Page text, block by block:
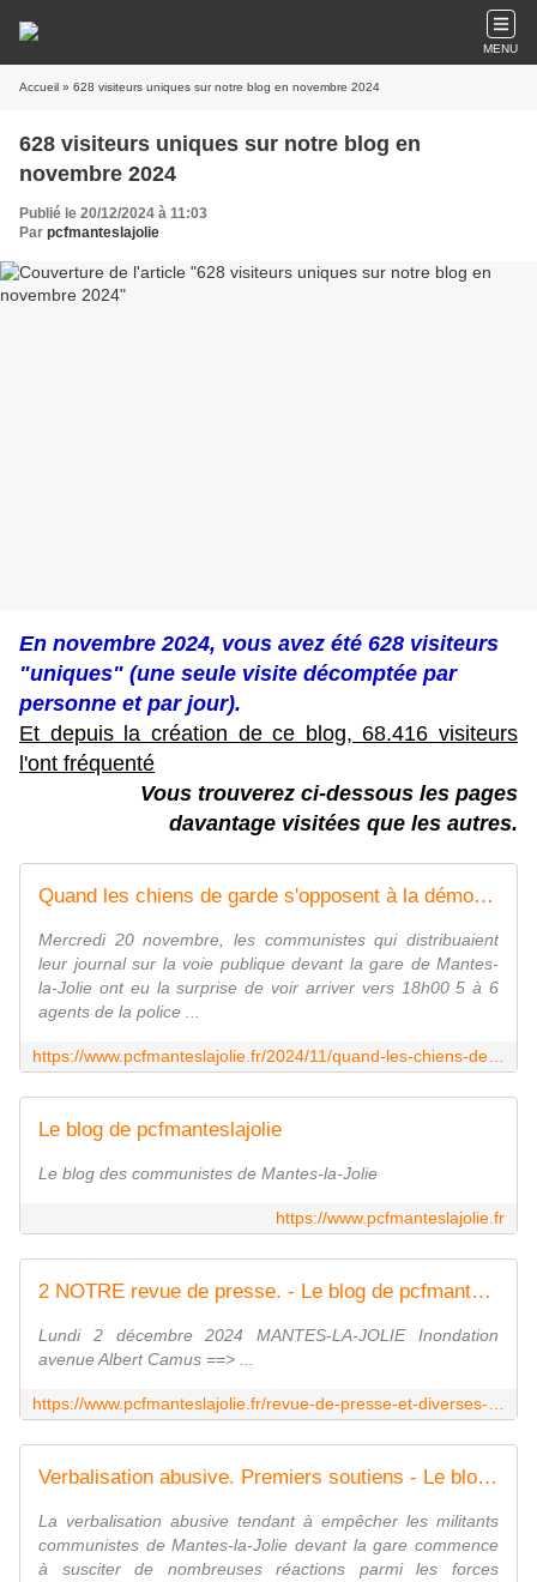
MENU
Accueil » 628 visiteurs uniques sur notre blog en novembre 2024
628 visiteurs uniques sur notre blog en
novembre 2024
Publié le 20/12/2024 à 11:03
Par pcfmanteslajolie
En novembre 2024, vous avez été 628 visiteurs
"uniques" (une seule visite décomptée par
personne et par jour).
Et depuis la création de ce blog, 68.416 visiteurs
l'ont fréquenté
Vous trouverez ci-dessous les pages
davantage visitées que les autres.
Quand les chiens de garde s'opposent à la démocratie à la gare de Mantes - Le blog de pcfmanteslajolie
Mercredi 20 novembre, les communistes qui distribuaient
leur journal sur la voie publique devant la gare de Mantes-
la-Jolie ont eu la surprise de voir arriver vers 18h00 5 à 6
agents de la police ...
Le blog de pcfmanteslajolie
Le blog des communistes de Mantes-la-Jolie
https://www.pcfmanteslajolie.fr
2 NOTRE revue de presse. - Le blog de pcfmanteslajolie
Lundi 2 décembre 2024 MANTES-LA-JOLIE Inondation
avenue Albert Camus ==> ...
Verbalisation abusive. Premiers soutiens - Le blog de pcfmanteslajolie
La verbalisation abusive tendant à empêcher les militants
communistes de Mantes-la-Jolie devant la gare commence
à susciter de nombreuses réactions parmi les forces